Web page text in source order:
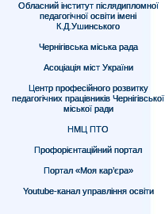
Обласний інститут післядипломної
педагогічної освіти імені
К.Д.Ушинського
Чернігівська міська рада
Асоціація міст України
Центр професійного розвитку
педагогічних працівників Чернігівської
міської ради
НМЦ ПТО
Профорієнтаційний портал
Портал «Моя кар’єра»
Youtube-канал управління освіти